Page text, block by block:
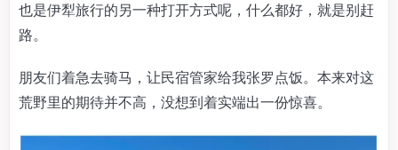
也是伊犁旅行的另一种打开方式呢，什么都好，就是别赶
路。
朋友们着急去骑马，让民宿管家给我张罗点饭。本来对这
荒野里的期待并不高，没想到着实端出一份惊喜。